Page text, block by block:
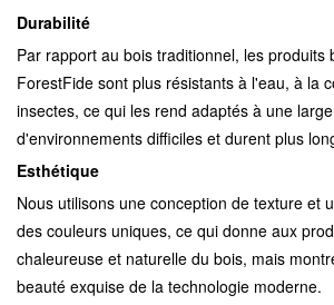
Durabilité
Par rapport au bois traditionnel, les produits
ForestFide sont plus résistants à l'eau, à la
insectes, ce qui les rend adaptés à une
d'environnements difficiles et durent plus
Esthétique
Nous utilisons une conception de texture et
des couleurs uniques, ce qui donne aux
chaleureuse et naturelle du bois, mais
beauté exquise de la technologie moderne.